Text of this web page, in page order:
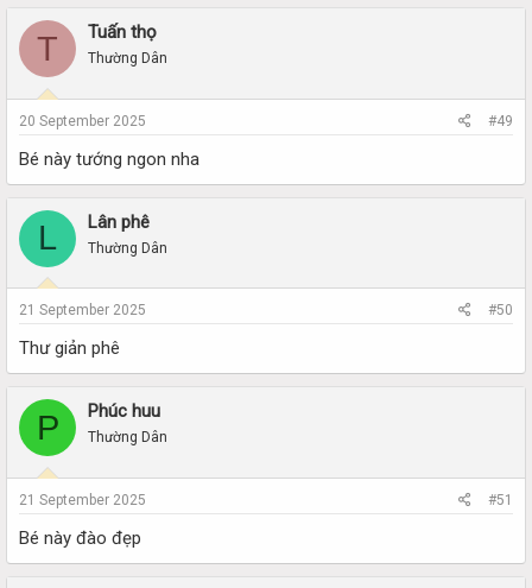
T Tuấn thọ
Thường Dân
20 September 2025 #49
Bé này tướng ngon nha
L Lân phê
Thường Dân
21 September 2025 #50
Thư giản phê
P Phúc huu
Thường Dân
21 September 2025 #51
Bé này đào đẹp